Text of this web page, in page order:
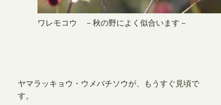
ワレモコウ －秋の野によく似合います－
ヤマラッキョウ・ウメバチソウが、もうすぐ見頃で
す。